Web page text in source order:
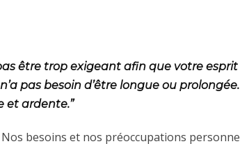
être trop exigeant afin que votre
pas besoin d’être longue ou
et ardente.”
besoins et nos préoccupations